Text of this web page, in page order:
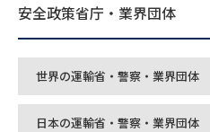
安全政策省庁・業界団体
世界の運輸省・警察・業界団体
日本の運輸省・警察・業界団体